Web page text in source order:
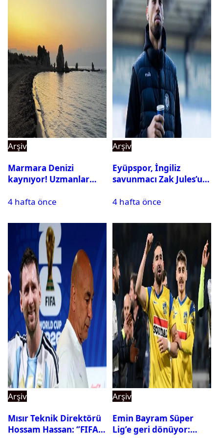
Arşiv
Marmara Denizi
kaynıyor! Uzmanlar
4 hafta önce
Arşiv
Eyüpspor, İngiliz
savunmacı Zak Jules’u
4 hafta önce
Arşiv
Mısır Teknik Direktörü
Hossam Hassan: ‘’FIFA,
Arşiv
Emin Bayram Süper
Lig’e geri dönüyor: